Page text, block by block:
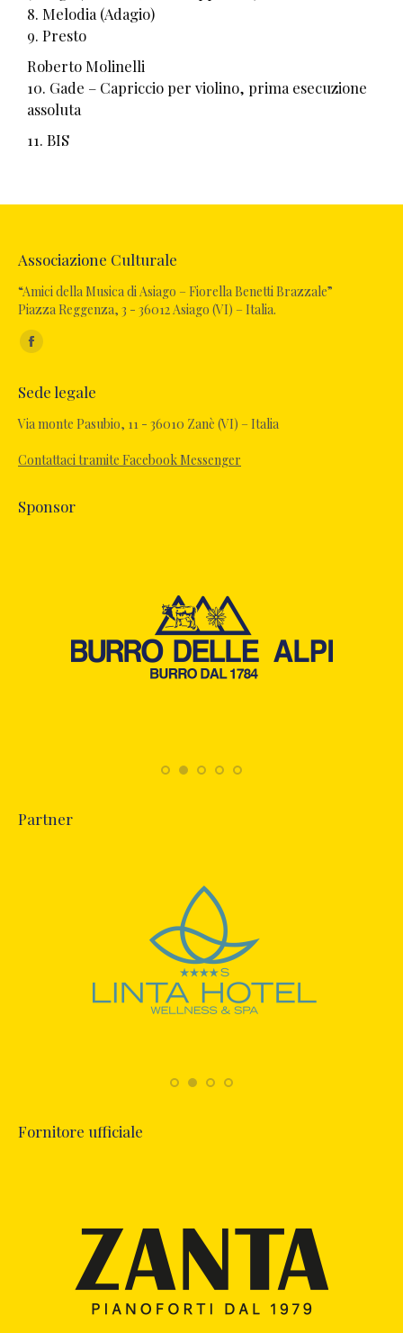
8. Melodia (Adagio)
9. Presto
Roberto Molinelli
10. Gade – Capriccio per violino, prima esecuzione
assoluta
11. BIS
Associazione Culturale
“Amici della Musica di Asiago – Fiorella Benetti Brazzale”
Piazza Reggenza, 3 - 36012 Asiago (VI) – Italia.
Ci puoi trovare su:
Sede legale
Via monte Pasubio, 11 - 36010 Zanè (VI) – Italia
Contattaci tramite Facebook Messenger
Sponsor
Partner
Fornitore ufficiale